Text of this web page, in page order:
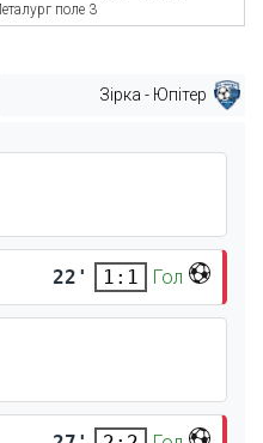
поле 3
Зірка - Юпітер
22' 1:1 Гол